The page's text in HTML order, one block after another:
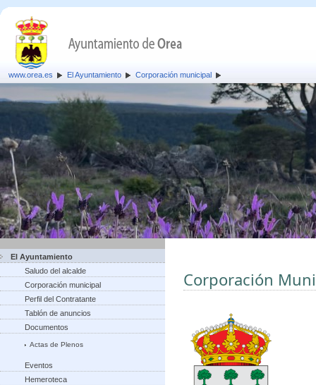
www.orea.es El Ayuntamiento Corporación municipal
El Ayuntamiento
Saludo del alcalde
Corporación municipal
Perfil del Contratante
Tablón de anuncios
Documentos
Actas de Plenos
Eventos
Hemeroteca
Corporación